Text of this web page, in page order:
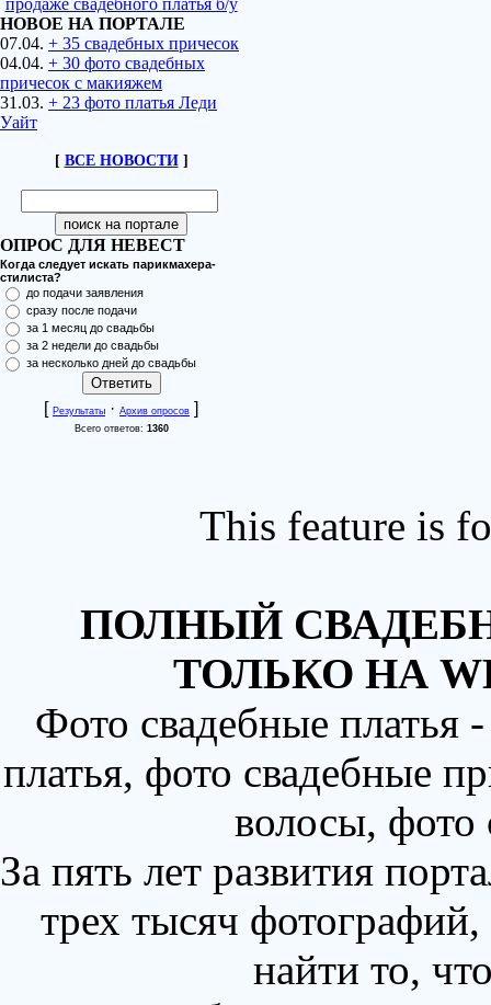
продаже свадебного платья б/у
НОВОЕ НА ПОРТАЛЕ
07.04. + 35 свадебных причесок
04.04. + 30 фото свадебных
причесок с макияжем
31.03. + 23 фото платья Леди
Уайт
[ ВСЕ НОВОСТИ]
ОПРОС ДЛЯ НЕВЕСТ
Когда следует искать парикмахера-
стилиста?
до подачи заявления
сразу после подачи
за 1 месяц до свадьбы
за 2 недели до свадьбы
за несколько дней до свадьбы
[ Результаты · Архив опросов ]
Всего ответов: 1360
This feature is
ПОЛНЫЙ
ТОЛЬКО НА
Фото свадебные
платья, фото свадебные
волосы,
За пять лет развития
трех тысяч
найти то,